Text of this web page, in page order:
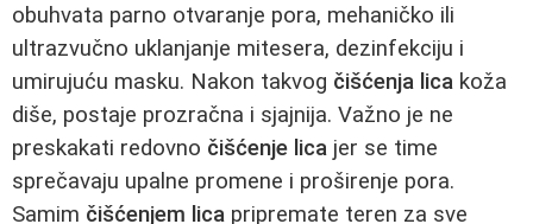
obuhvata parno otvaranje pora, mehaničko ili
ultrazvučno uklanjanje mitesera, dezinfekciju i
umirujuću masku. Nakon takvog čišćenja lica koža
diše, postaje prozračna i sjajnija. Važno je ne
preskakati redovno čišćenje lica jer se time
sprečavaju upalne promene i proširenje pora.
Samim čišćenjem lica pripremate teren za sve